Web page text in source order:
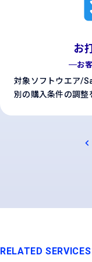
お
お
対象ソフトウエア/
別の購入条件の調整
RELATED SERVICES